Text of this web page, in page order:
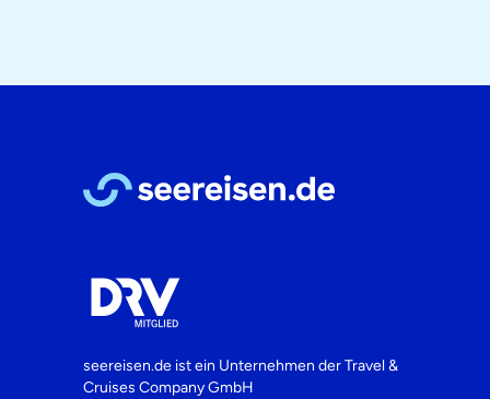
seereisen.de ist ein Unternehmen derTravel &
Cruises Company GmbH